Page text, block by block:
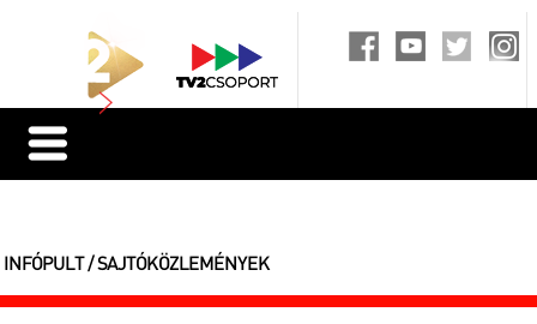
INFÓPULT / SAJTÓKÖZLEMÉNYEK